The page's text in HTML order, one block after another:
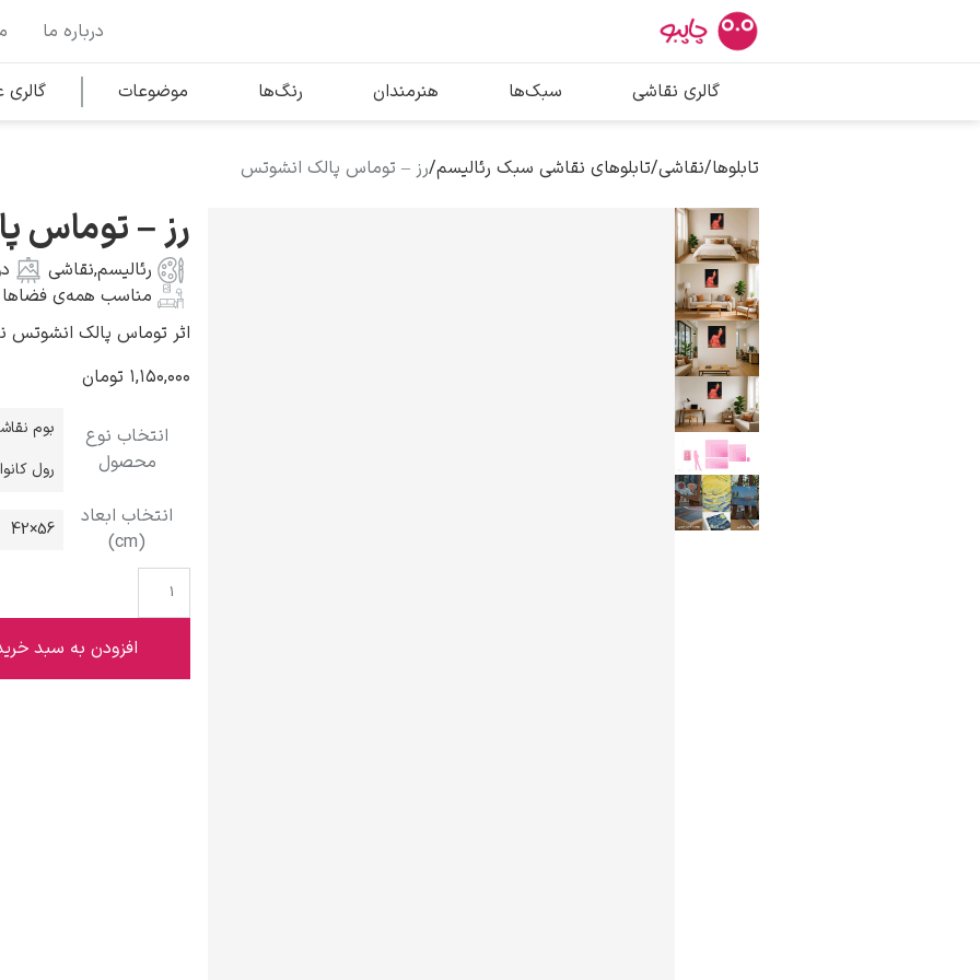
بیشترین جستجوها
پیکاسو
سالوادور دالی
محبوب‌ترین هنرمندان
درباره ما
گالری نقاشی سبک‌ها هنرمندان رنگ‌ها موضوعات
تابلوها/نقاشی/تابلوهای نقاشی سبک رئالیسم/رز – توماس پالک انشوتس
رز – توماس
رئالیسم,نقاشی
مناسب همه‌ی فضاها
اثر توماس پالک انشوتس نقاش
۱,۱۵۰,۰۰۰ تومان
انتخاب نوع
محصول
بوم
رول
انتخاب ابعاد
(cm)
56×42
افزودن به سبد